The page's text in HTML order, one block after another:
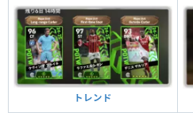
トレンド